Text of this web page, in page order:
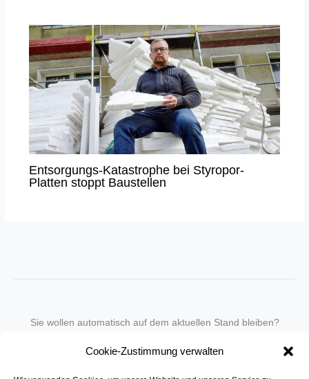
Cookie-Zustimmung verwalten
Entsorgungs-Katastrophe bei Styropor-
Platten stoppt Baustellen
Sie wollen automatisch auf dem aktuellen Stand bleiben?
in unseren Newsletter-Service auf.